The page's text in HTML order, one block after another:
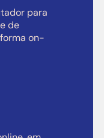
para
de
on-